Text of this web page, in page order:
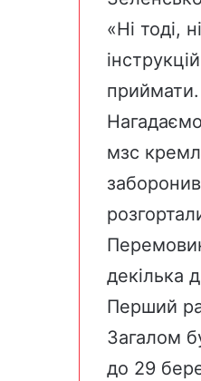
«Ні тоді,
приймати.
мзс
декілька
Перший
Загалом
до 29